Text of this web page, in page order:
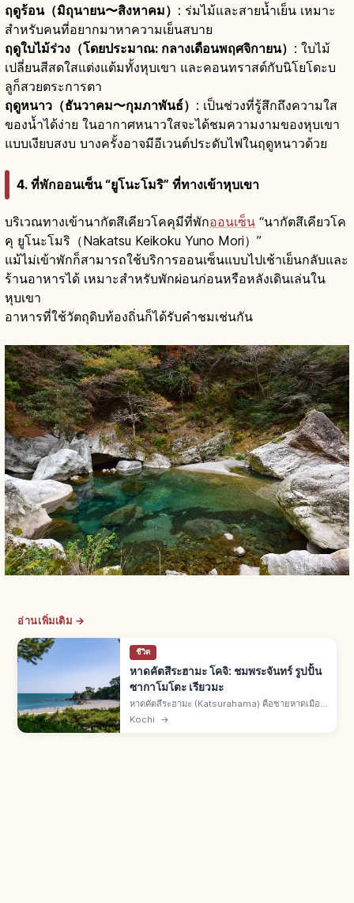
ฤดูร้อน（มิถุนายน〜สิงหาคม） : ร่มไม้และสายน้ำเย็น เหมาะ
สำหรับคนที่อยากมาหาความเย็นสบาย
ฤดูใบไม้ร่วง（โดยประมาณ: กลางเดือนพฤศจิกายน） : ใบไม้
เปลี่ยนสีสดใสแต่งแต้มทั้งหุบเขา และคอนทราสต์กับนิโยโดะบ
ลูก็สวยตระการตา
ฤดูหนาว（ธันวาคม〜กุมภาพันธ์） : เป็นช่วงที่รู้สึกถึงความใส
ของน้ำได้ง่าย ในอากาศหนาวใสจะได้ชมความงามของหุบเขา
แบบเงียบสงบ บางครั้งอาจมีอีเวนต์ประดับไฟในฤดูหนาวด้วย
4. ที่พักออนเซ็น “ยูโนะโมริ” ที่ทางเข้าหุบเขา
บริเวณทางเข้านากัตสึเคียวโคคุมีที่พักออนเซ็น “นากัตสึเคียวโค
คุ ยูโนะโมริ（Nakatsu Keikoku Yuno Mori）”
แม้ไม่เข้าพักก็สามารถใช้บริการออนเซ็นแบบไปเช้าเย็นกลับและ
ร้านอาหารได้ เหมาะสำหรับพักผ่อนก่อนหรือหลังเดินเล่นใน
หุบเขา
อาหารที่ใช้วัตถุดิบท้องถิ่นก็ได้รับคำชมเช่นกัน
อ่านเพิ่มเติม →
ชีวิต
หาดคัตสึระฮามะ โคจิ: ชมพระจันทร์ รูปปั้น
ซากาโมโตะ เรียวมะ
หาดคัตสึระฮามะ (Katsurahama) คือชายหาดเมือง
โคจิ จ.โคจิ มองเห็นอ่าวโทสะกว้างไกล จุดชม
Kochi →